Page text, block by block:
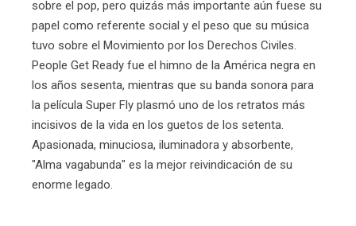
sobre el pop, pero quizás más importante aún fuese su
papel como referente social y el peso que su música
tuvo sobre el Movimiento por los Derechos Civiles.
People Get Ready fue el himno de la América negra en
los años sesenta, mientras que su banda sonora para
la película Super Fly plasmó uno de los retratos más
incisivos de la vida en los guetos de los setenta.
Apasionada, minuciosa, iluminadora y absorbente,
"Alma vagabunda" es la mejor reivindicación de su
enorme legado.